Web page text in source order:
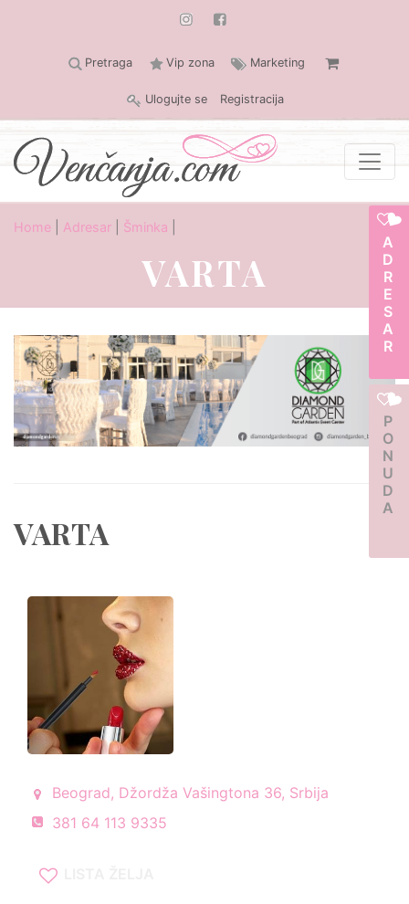
Pretraga Vip zona Marketing
Ulogujte se Registracija
ADRESAR
PONUDA
Home Adresar Šminka
VARTA
VARTA
Beograd, Džordža Vašingtona 36, Srbija
381 64 113 9335